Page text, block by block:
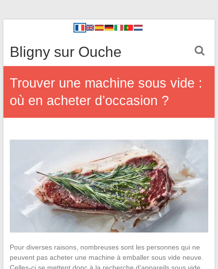
Bligny sur Ouche
Trouver une machine sous vide :
où en acheter d’occasion ?
Pour diverses raisons, nombreuses sont les personnes qui ne
peuvent pas acheter une machine à emballer sous vide neuve.